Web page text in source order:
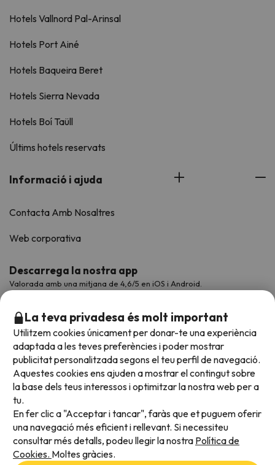
Hotels Vallnord Pal-Arinsal
Hotels Port Ainé
Hotels Baqueira Beret
Hotels Sierra Nevada
Hotels Boí Taüll
Últims hotels reservats
Informació i ajuda
Contacta Amb Nosaltres
Web corporativa
Descarrega la nostra app
Valorada amb una mitjana de 4,6/5 en iOS i Android.
Acceptem
La teva privadesa és molt important
Utilitzem cookies únicament per donar-te una experiència
adaptada a les teves preferències i poder mostrar
publicitat personalitzada segons el teu perfil de navegació.
Aquestes cookies ens ajuden a mostrar el contingut sobre
la base dels teus interessos i optimitzar la nostra web per a
tu.
En fer clic a "Acceptar i tancar", faràs que et puguem oferir
una navegació més eficient i rellevant. Si necessiteu
consultar més detalls, podeu llegir la nostra Política de
Cookies. Moltes gràcies.